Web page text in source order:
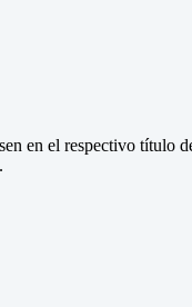
en el respectivo